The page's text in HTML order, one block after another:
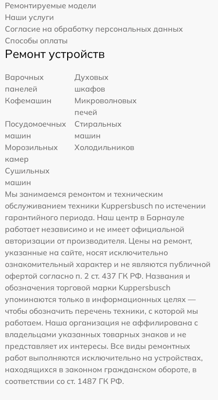
Ремонтируемые модели
Наши услуги
Согласие на обработку персональных данных
Способы оплаты
Ремонт устройств
Варочных
панелей
Духовых
шкафов
Кофемашин
Микроволновых
печей
Посудомоечных
машин
Стиральных
машин
Морозильных
камер
Холодильников
Сушильных
машин
Мы занимаемся ремонтом и техническим
обслуживанием техники Kuppersbusch по истечении
гарантийного периода. Наш центр в Барнауле
работает независимо и не имеет официальной
авторизации от производителя. Цены на ремонт,
указанные на сайте, носят исключительно
ознакомительный характер и не являются публичной
офертой согласно п. 2 ст. 437 ГК РФ. Названия и
обозначения торговой марки Kuppersbusch
упоминаются только в информационных целях —
чтобы обозначить перечень техники, с которой мы
работаем. Наша организация не аффилирована с
владельцами указанных товарных знаков и не
представляет их интересы. Все виды ремонтных
работ выполняются исключительно на устройствах,
находящихся в законном гражданском обороте, в
соответствии со ст. 1487 ГК РФ.